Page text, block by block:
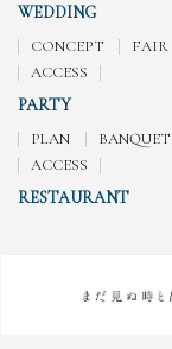
WEDDING
CONCEPT FAIR
ACCESS
PARTY
PLAN BANQUET
ACCESS
RESTAURANT